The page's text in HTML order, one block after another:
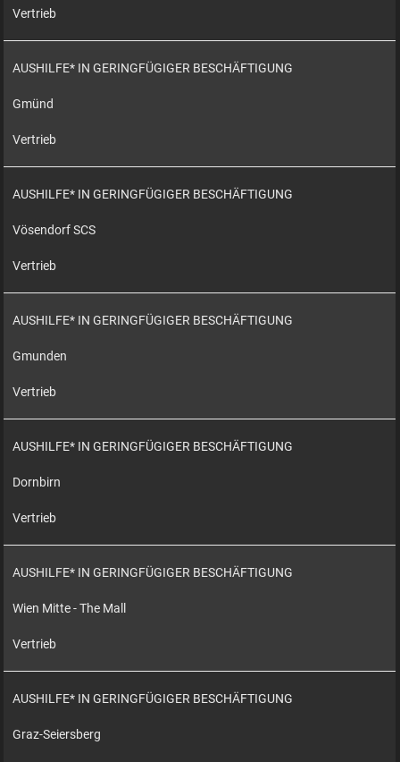
Vertrieb
AUSHILFE* IN GERINGFÜGIGER BESCHÄFTIGUNG
Gmünd
Vertrieb
AUSHILFE* IN GERINGFÜGIGER BESCHÄFTIGUNG
Vösendorf SCS
Vertrieb
AUSHILFE* IN GERINGFÜGIGER BESCHÄFTIGUNG
Gmunden
Vertrieb
AUSHILFE* IN GERINGFÜGIGER BESCHÄFTIGUNG
Dornbirn
Vertrieb
AUSHILFE* IN GERINGFÜGIGER BESCHÄFTIGUNG
Wien Mitte - The Mall
Vertrieb
AUSHILFE* IN GERINGFÜGIGER BESCHÄFTIGUNG
Graz-Seiersberg